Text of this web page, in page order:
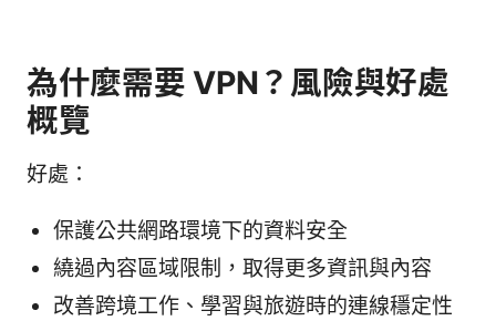
為什麼需要 VPN？風險與好處
概覽
好處：
保護公共網路環境下的資料安全
繞過內容區域限制，取得更多資訊與內容
改善跨境工作、學習與旅遊時的連線穩定性